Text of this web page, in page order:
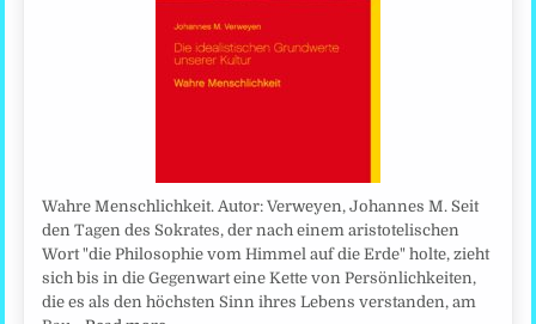
Wahre Menschlichkeit. Autor: Verweyen, Johannes M. Seit
den Tagen des Sokrates, der nach einem aristotelischen
Wort "die Philosophie vom Himmel auf die Erde" holte, zieht
sich bis in die Gegenwart eine Kette von Persönlichkeiten,
die es als den höchsten Sinn ihres Lebens verstanden, am